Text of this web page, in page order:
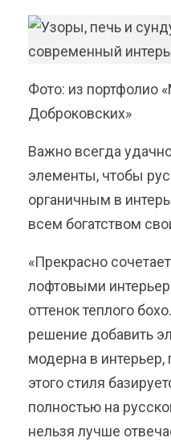
Фото: из портфолио
Доброковских»
Важно всегда
элементы, чтобы
органичным в
всем богатством
«Прекрасно
лофтовыми
оттенок теплого
решение добавить
модерна в интерьер,
этого стиля
полностью на
нельзя лучше